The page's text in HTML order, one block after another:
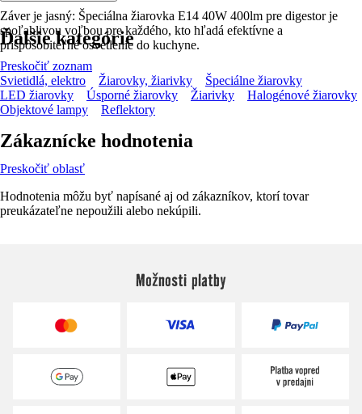
Záver je jasný: Špeciálna žiarovka E14 40W 400lm pre digestor je
spoľahlivou voľbou pre každého, kto hľadá efektívne a
prispôsobiteľné osvetlenie do kuchyne.
Ďalšie kategórie
Preskočiť zoznam
Svietidlá, elektro
Žiarovky, žiarivky
Špeciálne žiarovky
LED žiarovky
Úsporné žiarovky Žiarivky
Halogénové žiarovky
Objektové lampy
Reflektory
Zákaznícke hodnotenia
Preskočiť oblasť
Hodnotenia môžu byť napísané aj od zákazníkov, ktorí tovar
preukázateľne nepoužili alebo nekúpili.
Možnosti platby